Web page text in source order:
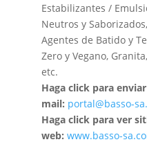
Estabilizantes /
Neutros y
Agentes de Batido y
Zero y Vegano,
etc.
Haga click para enviar
mail: portal@basso-
Haga click para ver
web: www.basso-